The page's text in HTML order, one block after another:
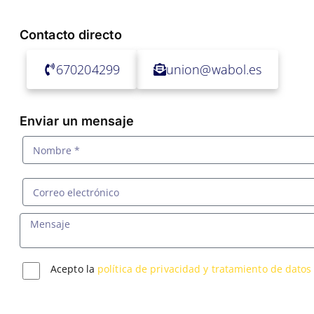
Contacto directo
670204299 union@wabol.es
Enviar un mensaje
Acepto la política de privacidad y tratamiento de datos